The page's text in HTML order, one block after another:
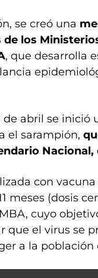
se creó una
los
, que desarrolla
de abril se inició
el sarampión,
con
meses (dosis
cuyo
que el virus se
a la población